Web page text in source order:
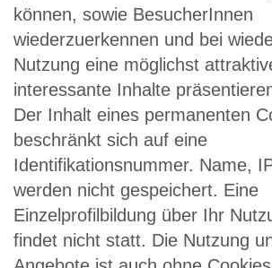
können, sowie BesucherInnen
wiederzuerkennen und bei
Nutzung eine möglichst
interessante Inhalte
Der Inhalt eines permanenten
beschränkt sich auf eine
Identifikationsnummer. Name,
werden nicht gespeichert. Eine
Einzelprofilbildung über Ihr
findet nicht statt. Die Nutzung